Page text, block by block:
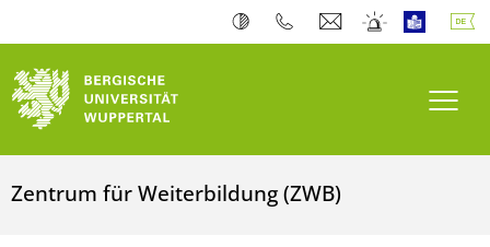
Zentrum für Weiterbildung (ZWB)